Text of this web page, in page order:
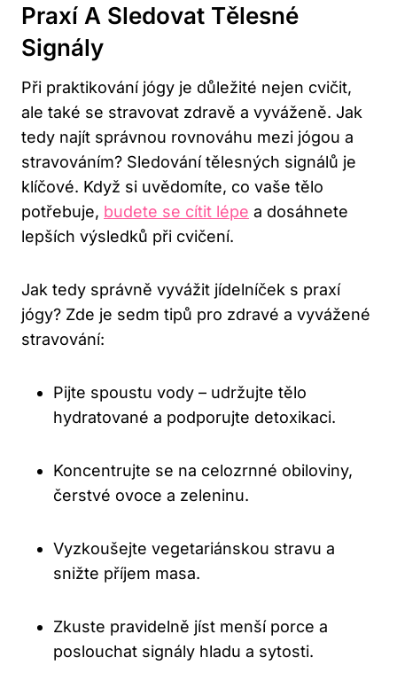
Praxí A Sledovat Tělesné
Signály
Při praktikování jógy je důležité nejen cvičit,
ale také se stravovat zdravě a vyváženě. Jak
tedy najít správnou rovnováhu mezi jógou a
stravováním? Sledování tělesných signálů je
klíčové. Když si uvědomíte, co vaše tělo
potřebuje, budete se cítit lépe a dosáhnete
lepších výsledků při cvičení.
Jak tedy správně vyvážit jídelníček s praxí
jógy? Zde je sedm tipů pro zdravé a vyvážené
stravování:
Pijte spoustu vody – udržujte tělo
hydratované a podporujte detoxikaci.
Koncentrujte se na celozrnné obiloviny,
čerstvé ovoce a zeleninu.
Vyzkoušejte vegetariánskou stravu a
snižte příjem masa.
Zkuste pravidelně jíst menší porce a
poslouchat signály hladu a sytosti.